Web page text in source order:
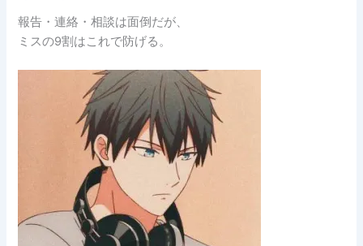
報告・連絡・相談は面倒だが、
ミスの9割はこれで防げる。